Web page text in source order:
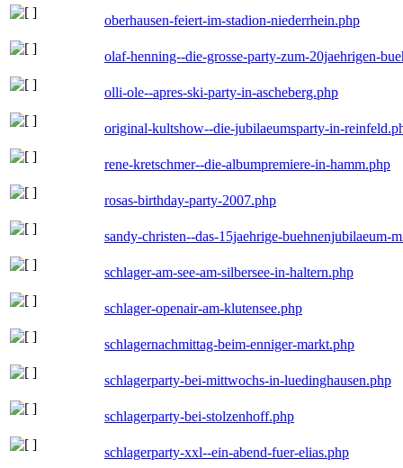
oberhausen-feiert-im-stadion-niederrhein.php
olaf-henning--die-grosse-party-zum-20jaehrigen-
olli-ole--apres-ski-party-in-ascheberg.php
original-kultshow--die-jubilaeumsparty-in-
rene-kretschmer--die-albumpremiere-in-hamm.php
rosas-birthday-party-2007.php
sandy-christen--das-15jaehrige-buehnenjubilaeum-
schlager-am-see-am-silbersee-in-haltern.php
schlager-openair-am-klutensee.php
schlagernachmittag-beim-enniger-markt.php
schlagerparty-bei-mittwochs-in-luedinghausen.php
schlagerparty-bei-stolzenhoff.php
schlagerparty-xxl--ein-abend-fuer-elias.php